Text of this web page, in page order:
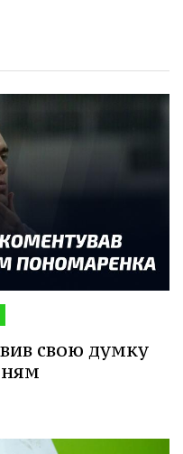
свою думку